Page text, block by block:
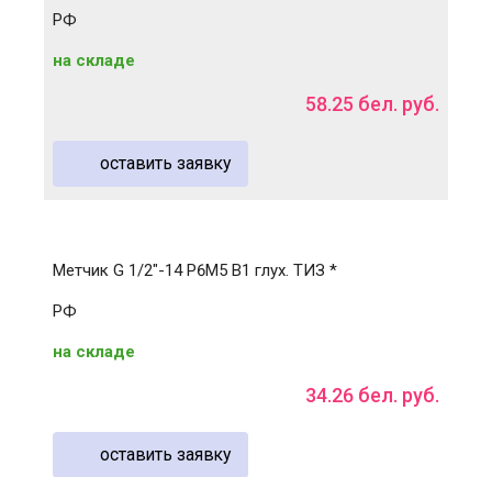
РФ
на складе
58.25 бел. руб.
оставить заявку
Метчик G 1/2"-14 Р6М5 В1 глух. ТИЗ *
РФ
на складе
34.26 бел. руб.
оставить заявку